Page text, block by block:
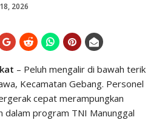
2026
– Peluh mengalir di bawah terik
Kecamatan Gebang. Personel
cepat merampungkan
dalam program TNI Manunggal